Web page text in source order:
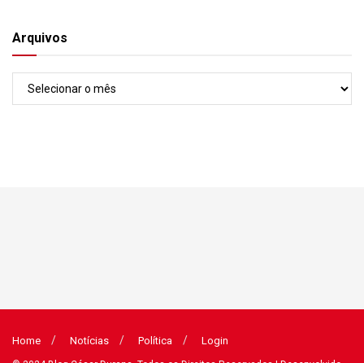
Arquivos
Arquivos
Home Notícias Política Login